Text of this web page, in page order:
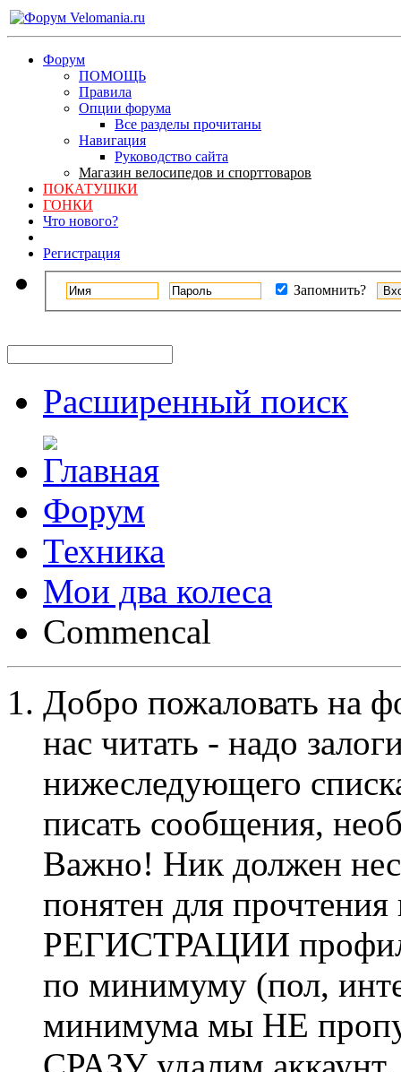
Форум
ПОМОЩЬ
Правила
Опции форума
Все разделы прочитаны
Навигация
Руководство сайта
Магазин велосипедов и спорттоваров
ПОКАТУШКИ
ГОНКИ
Что нового?
Регистрация
Запомнить?
Расширенный поиск
Форум
Техника
Мои два колеса
Commencal
Добро пожаловать на
нас читать - надо
нижеследующего
писать сообщения,
Важно! Ник должен
понятен для
РЕГИСТРАЦИИ профиль
по минимуму (пол,
минимума мы НЕ